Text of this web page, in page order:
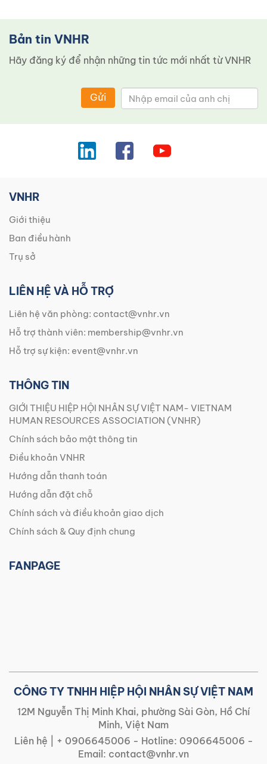
Bản tin VNHR
Hãy đăng ký để nhận những tin tức mới nhất từ ​​VNHR
Gửi
VNHR
Giới thiệu
Ban điều hành
Trụ sở
LIÊN HỆ VÀ HỖ TRỢ
Liên hệ văn phòng: contact@vnhr.vn
Hỗ trợ thành viên: membership@vnhr.vn
Hỗ trợ sự kiện: event@vnhr.vn
THÔNG TIN
GIỚI THIỆU HIỆP HỘI NHÂN SỰ VIỆT NAM- VIETNAM
HUMAN RESOURCES ASSOCIATION (VNHR)
Chính sách bảo mật thông tin
Điều khoản VNHR
Hướng dẫn thanh toán
Hướng dẫn đặt chỗ
Chính sách và điều khoản giao dịch
Chính sách & Quy định chung
FANPAGE
CÔNG TY TNHH HIỆP HỘI NHÂN SỰ VIỆT NAM
12M Nguyễn Thị Minh Khai, phường Sài Gòn, Hồ Chí
Minh, Việt Nam
Liên hệ |
+ 0906645006 - Hotline: 0906645006 -
Email: contact@vnhr.vn